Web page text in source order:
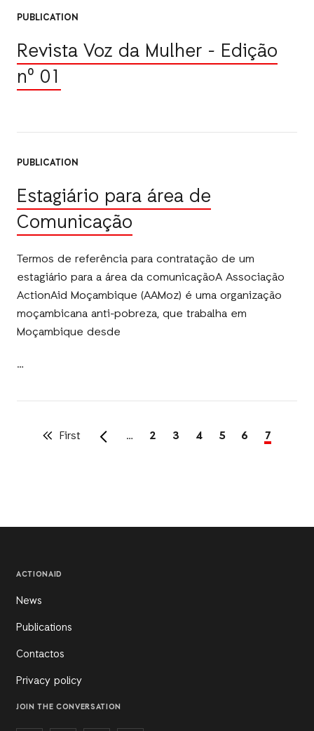
PUBLICATION
Revista Voz da Mulher - Edição
n⁰ 01
PUBLICATION
Estagiário para área de
Comunicação
Termos de referência para contratação de um
estagiário para a área da comunicaçãoA Associação
ActionAid Moçambique (AAMoz) é uma organização
moçambicana anti-pobreza, que trabalha em
Moçambique desde
First
First … Page
2 Page
3 Page
4 Page
5 Page
6
Current
7
ACTIONAID
News
Publications
Contactos
Privacy policy
JOIN THE CONVERSATION